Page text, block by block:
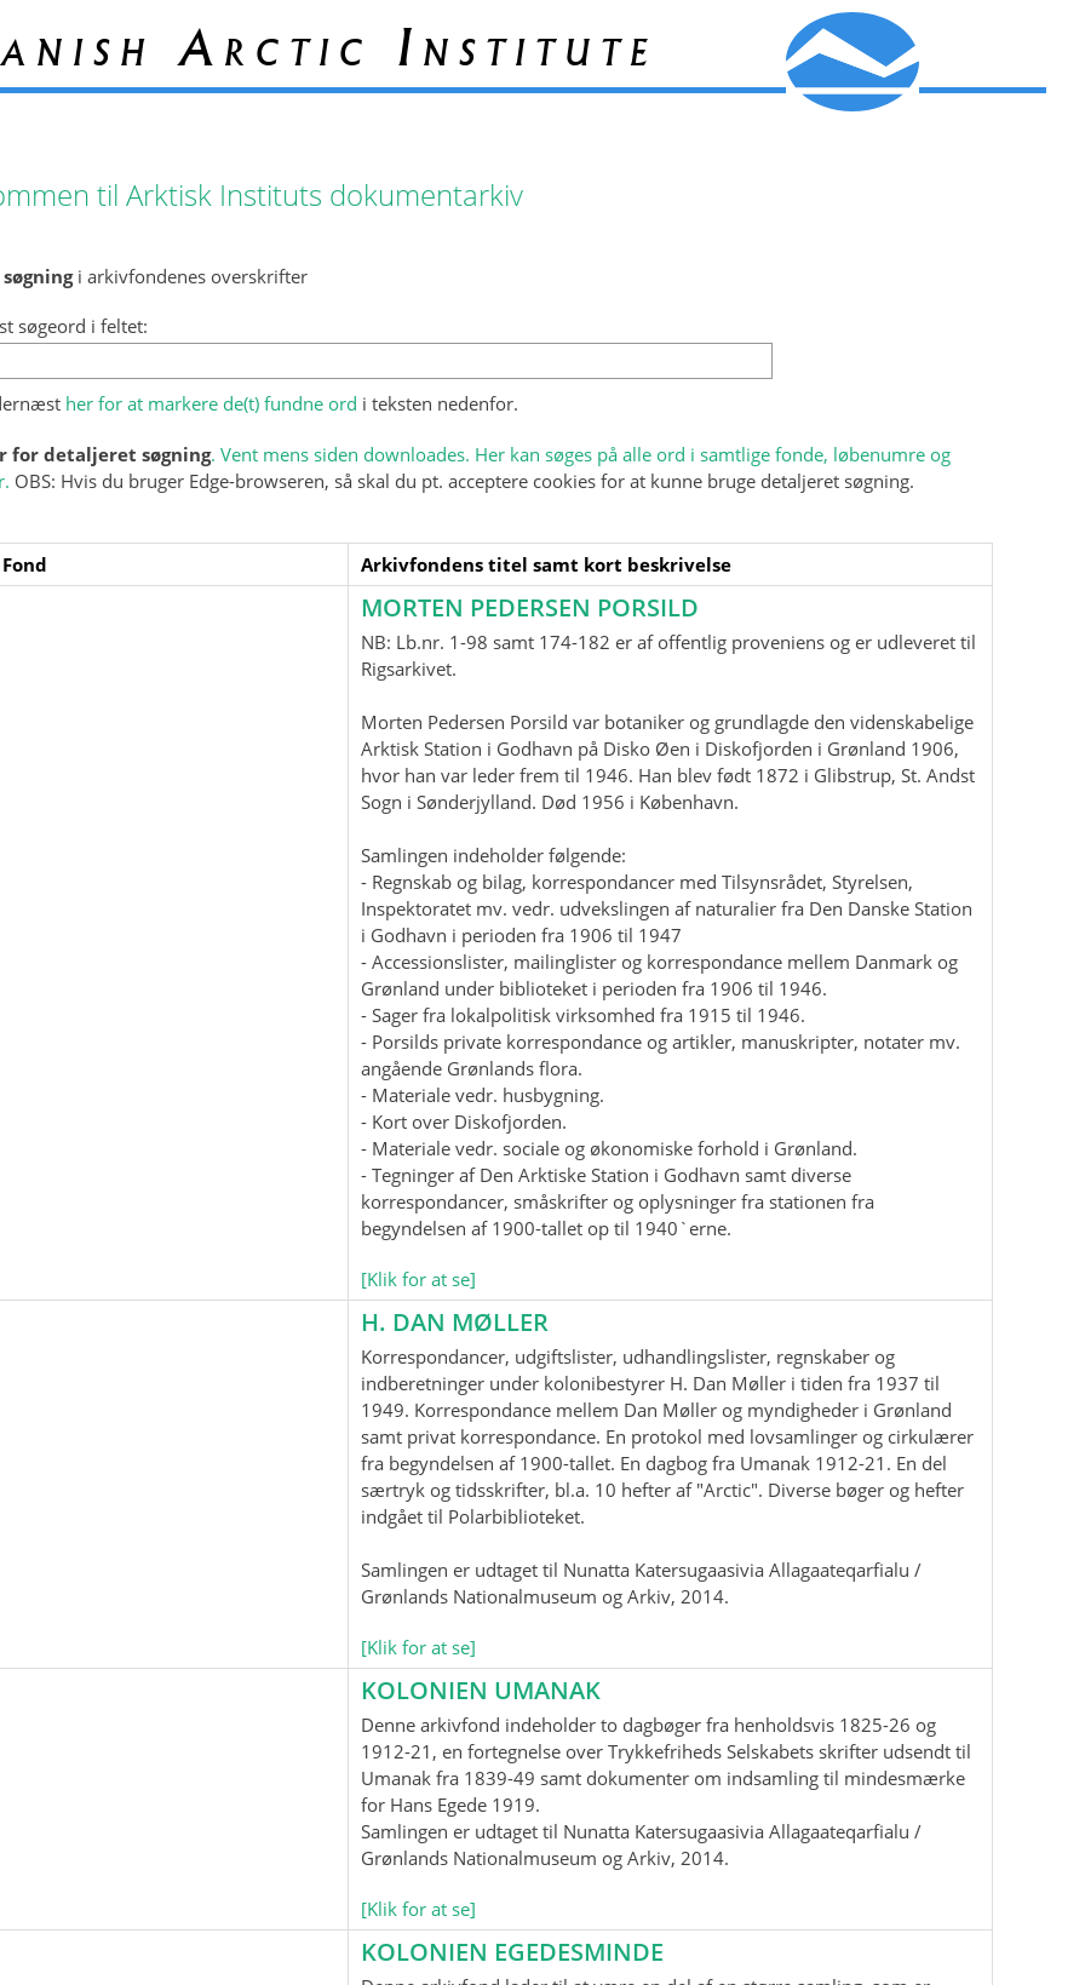
Arctic Institute
til Arktisk Instituts dokumentarkiv
i arkivfondenes overskrifter
søgeord i feltet:
her for at markere de(t) fundne ord i teksten nedenfor.
for detaljeret søgning. Vent mens siden downloades. Her kan søges på alle ord i samtlige fonde, løbenumre og
OBS: Hvis du bruger Edge-browseren, så skal du pt. acceptere cookies for at kunne bruge detaljeret søgning.
Arkivfondens titel samt kort beskrivelse
MORTEN PEDERSEN PORSILD
NB: Lb.nr. 1-98 samt 174-182 er af offentlig proveniens og er udleveret til
Rigsarkivet.
Morten Pedersen Porsild var botaniker og grundlagde den videnskabelige
Arktisk Station i Godhavn på Disko Øen i Diskofjorden i Grønland 1906,
hvor han var leder frem til 1946. Han blev født 1872 i Glibstrup, St. Andst
Sogn i Sønderjylland. Død 1956 i København.
Samlingen indeholder følgende:
- Regnskab og bilag, korrespondancer med Tilsynsrådet, Styrelsen,
Inspektoratet mv. vedr. udvekslingen af naturalier fra Den Danske Station
i Godhavn i perioden fra 1906 til 1947
- Accessionslister, mailinglister og korrespondance mellem Danmark og
Grønland under biblioteket i perioden fra 1906 til 1946.
- Sager fra lokalpolitisk virksomhed fra 1915 til 1946.
- Porsilds private korrespondance og artikler, manuskripter, notater mv.
angående Grønlands flora.
- Materiale vedr. husbygning.
- Kort over Diskofjorden.
- Materiale vedr. sociale og økonomiske forhold i Grønland.
- Tegninger af Den Arktiske Station i Godhavn samt diverse
korrespondancer, småskrifter og oplysninger fra stationen fra
begyndelsen af 1900-tallet op til 1940`erne.
[Klik for at se]
H. DAN MØLLER
Korrespondancer, udgiftslister, udhandlingslister, regnskaber og
indberetninger under kolonibestyrer H. Dan Møller i tiden fra 1937 til
1949. Korrespondance mellem Dan Møller og myndigheder i Grønland
samt privat korrespondance. En protokol med lovsamlinger og cirkulærer
fra begyndelsen af 1900-tallet. En dagbog fra Umanak 1912-21. En del
særtryk og tidsskrifter, bl.a. 10 hefter af "Arctic". Diverse bøger og hefter
indgået til Polarbiblioteket.
Samlingen er udtaget til Nunatta Katersugaasivia Allagaateqarfialu /
Grønlands Nationalmuseum og Arkiv, 2014.
[Klik for at se]
KOLONIEN UMANAK
Denne arkivfond indeholder to dagbøger fra henholdsvis 1825-26 og
1912-21, en fortegnelse over Trykkefriheds Selskabets skrifter udsendt til
Umanak fra 1839-49 samt dokumenter om indsamling til mindesmærke
for Hans Egede 1919.
Samlingen er udtaget til Nunatta Katersugaasivia Allagaateqarfialu /
Grønlands Nationalmuseum og Arkiv, 2014.
[Klik for at se]
KOLONIEN EGEDESMINDE